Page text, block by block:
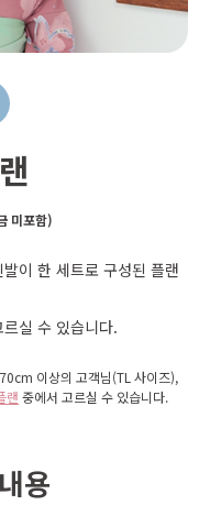
미포함)
이 한 세트로 구성된 플랜
실 수 있습니다.
이상의 고객님(TL 사이즈),
랜 중에서 고르실 수 있습니다.
용